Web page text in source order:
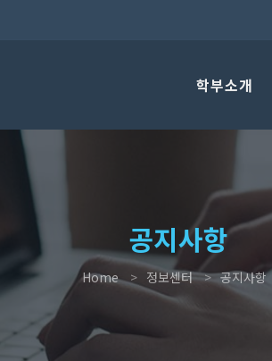
학부소개
공지사항
Home 정보센터 공지사항